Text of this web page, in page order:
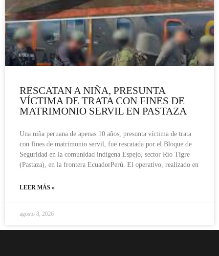
RESCATAN A NIÑA, PRESUNTA
VÍCTIMA DE TRATA CON FINES DE
MATRIMONIO SERVIL EN PASTAZA
Una niña peruana de apenas 10 años, presunta víctima de trata
con fines de matrimonio servil, fue rescatada por el Bloque de
Seguridad en la comunidad indígena Espejo, sector Río Tigre
(Pastaza), en la frontera EcuadorPerú. El operativo, realizado en
LEER MÁS »
agosto 8, 2026